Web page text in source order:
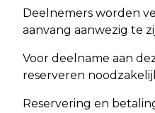
Deelnemers worden
aanvang aanwezig te
Voor deelname aan
reserveren
Reservering en